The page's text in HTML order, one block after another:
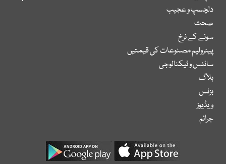
دلچسپ و عجیب
صحت
سونے کے نرخ
پیٹرولیم مصنوعات کی قیمتیں
سائنس و ٹیکنالوجی
بلاگ
بزنس
ویڈیوز
جرائم